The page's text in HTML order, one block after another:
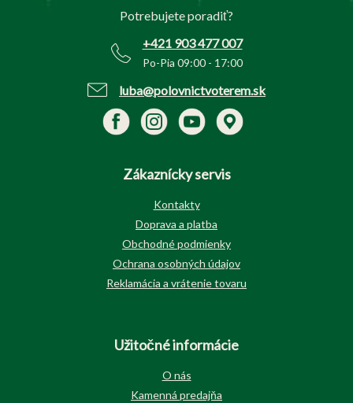
Potrebujete poradiť?
+421 903 477 007
Po-Pia 09:00 - 17:00
luba@polovnictvoterem.sk
Zákaznícky servis
Kontakty
Doprava a platba
Obchodné podmienky
Ochrana osobných údajov
Reklamácia a vrátenie tovaru
Užitočné informácie
O nás
Kamenná predajňa